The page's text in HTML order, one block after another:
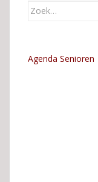
Zoek
Agenda Senioren